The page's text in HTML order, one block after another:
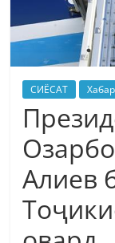
СИЁСАТ Хабар
Алиев